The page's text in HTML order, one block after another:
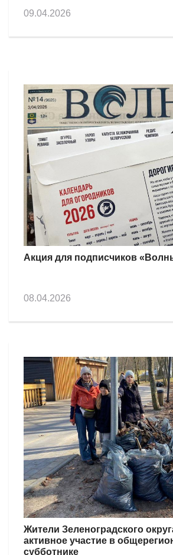
09.04.2026
Акция для подписчиков
08.04.2026
Жители Зеленоградского
активное участие в
субботнике